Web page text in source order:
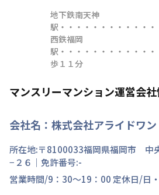
地下鉄南天神
駅・・・・・・・・・・・
西鉄福岡
駅・・・・・・・・・・・
歩１１分
マンスリーマンション運営会
会社名： 株式会社アライドワン
所在地:〒8100033福岡県福岡市 中
−２６ ｜免許番号:-
営業時間/9：30～19：00 定休日/日